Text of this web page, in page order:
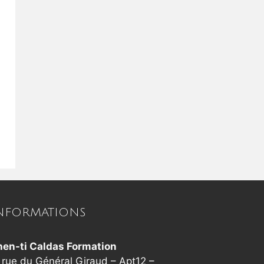
ti Caldas Formation
rue du Général Giraud – Apt12 –